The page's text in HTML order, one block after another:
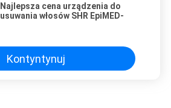
Najlepsza cena urządzenia do
usuwania włosów SHR EpiMED-
Kontyntynuj